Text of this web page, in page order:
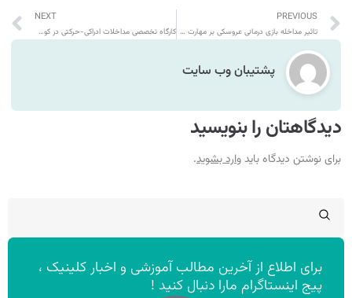
PREVIOUS
تاثیر مداخله بازی درمانی عروسکی بر مهارت های ارتباطی کودکان در خودمانده
NEXT
کارگاه تخصصی مداخلات ادراکی-حرکتی در کودکان مبتلا به فلج مغزی
پشتیبان وب سایت
دیدگاهتان را بنویسید
برای نوشتن دیدگاه بایدوارد بشوید.
برای اطلاع از آخرین مطالب آموزشی و اخبار کلینیک ،
پیج اینستاگرام مارا دنبال کنید !